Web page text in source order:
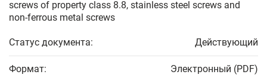
screws of property class 8.8, stainless steel screws and
non-ferrous metal screws
Статус документа: Действующий
Формат: Электронный (PDF)